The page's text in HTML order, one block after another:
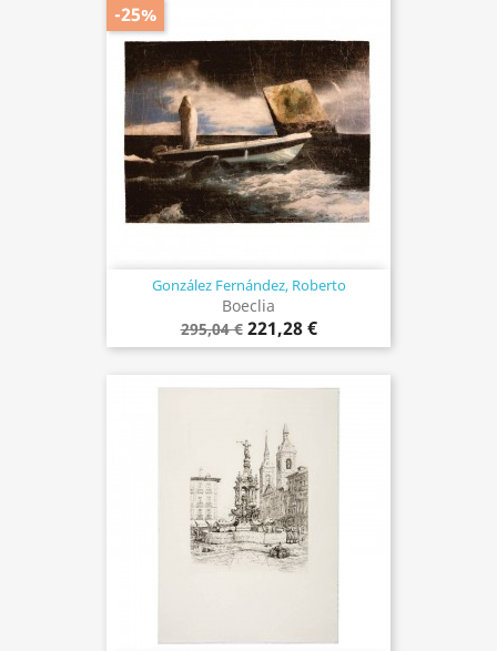
González Fernández, Roberto
Boeclia
295,04 € 221,28 €
-25%